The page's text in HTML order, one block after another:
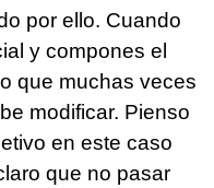
por ello. Cuando
y compones el
que muchas veces
modificar. Pienso
en este caso
que no pasar